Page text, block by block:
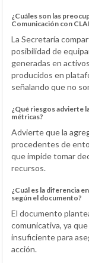
¿Cuáles son las
Comunicación con
La Secretaría
posibilidad de
generadas en
producidos en
señalando que no
¿Qué riesgos advierte
métricas?
Advierte que la
procedentes de
que impide tomar
recursos.
¿Cuál es la diferencia
según el documento?
El documento
comunicativa, ya
insuficiente para
acción.